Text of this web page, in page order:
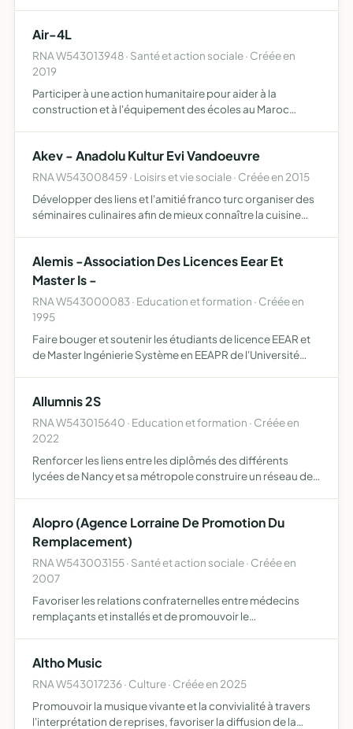
Air-4L
RNA W543013948 · Santé et action sociale · Créée en
2019
Participer à une action humanitaire pour aider à la
construction et à l'équipement des écoles au Maroc
Akev - Anadolu Kultur Evi Vandoeuvre
RNA W543008459 · Loisirs et vie sociale · Créée en 2015
Développer des liens et l'amitié franco turc organiser des
séminaires culinaires afin de mieux connaître la cuisine
Alemis -Association Des Licences Eear Et
Master Is -
RNA W543000083 · Education et formation · Créée en
1995
Faire bouger et soutenir les étudiants de licence EEAR et
de Master Ingénierie Système en EEAPR de l'Université
Allumnis 2S
RNA W543015640 · Education et formation · Créée en
2022
Renforcer les liens entre les diplômés des différents
lycées de Nancy et sa métropole construire un réseau des
Alopro (Agence Lorraine De Promotion Du
Remplacement)
RNA W543003155 · Santé et action sociale · Créée en
2007
Favoriser les relations confraternelles entre médecins
remplaçants et installés et de promouvoir le
notamment…
Altho Music
RNA W543017236 · Culture · Créée en 2025
Promouvoir la musique vivante et la convivialité à travers
l'interprétation de reprises, favoriser la diffusion de la